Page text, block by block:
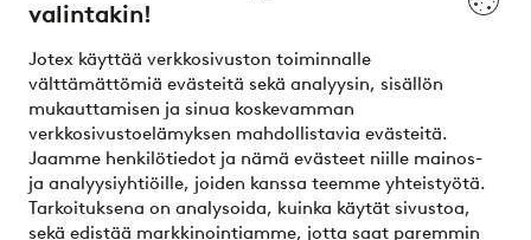
valintakin!
Jotex käyttää verkkosivuston toiminnalle
välttämättömiä evästeitä sekä analyysin, sisällön
mukauttamisen ja sinua koskevamman
verkkosivustoelämyksen mahdollistavia evästeitä.
Jaamme henkilötiedot ja nämä evästeet niille mainos-
ja analyysiyhtiöille, joiden kanssa teemme yhteistyötä.
Tarkoituksena on analysoida, kuinka käytät sivustoa,
sekä edistää markkinointiamme, jotta saat paremmin
Ehdot
Ystävät
Turvalliset maksut – maksa nyt tai erissä
Haluatko tietää lisää maksuvaihtoehdoistamme?